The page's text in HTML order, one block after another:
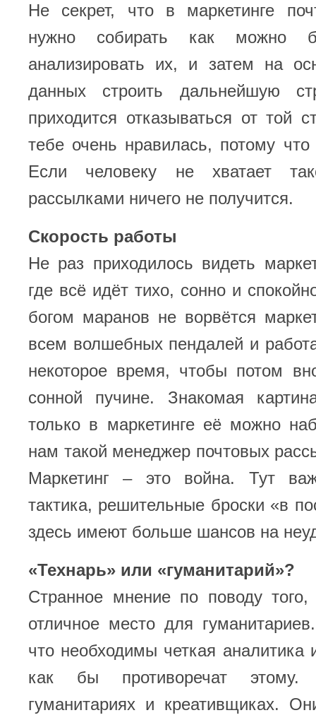
Не секрет, что в маркетинге
нужно собирать как можно
анализировать их, и затем на
данных строить дальнейшую
приходится отказываться от той
тебе очень нравилась, потому что
Если человеку не хватает
рассылками ничего не получится.
Скорость работы
Не раз приходилось видеть
где всё идёт тихо, сонно и
богом маранов не ворвётся
всем волшебных пендалей и
некоторое время, чтобы потом
сонной пучине. Знакомая
только в маркетинге её можно
нам такой менеджер почтовых
Маркетинг – это война. Тут
тактика, решительные броски «в
здесь имеют больше шансов на
«Технарь» или «гуманитарий»?
Странное мнение по поводу того,
отличное место для
что необходимы четкая аналитика
как бы противоречат
гуманитариях и креативщиках.